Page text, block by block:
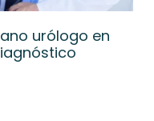
urólogo en